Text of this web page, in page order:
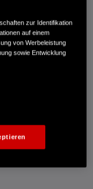
zur Identifikation
auf einem
von Werbeleistung
sowie Entwicklung